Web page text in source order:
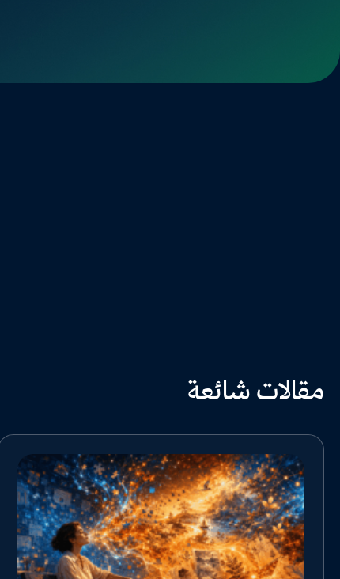
مقالات شائعة